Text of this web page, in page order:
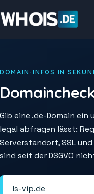
DOMAIN-INFOS IN
Gib eine .de-Domain ein
legal abfragen lässt:
Serverstandort, SSL
sind seit der DSGVO